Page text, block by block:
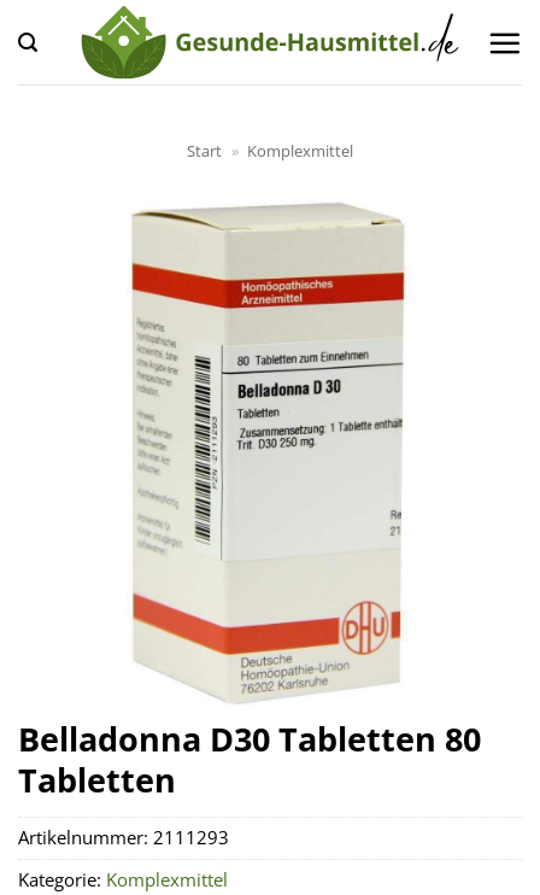
Inhalt
springen
Start » Komplexmittel
Belladonna D30 Tabletten 80
Tabletten
Artikelnummer: 2111293
Kategorie: Komplexmittel